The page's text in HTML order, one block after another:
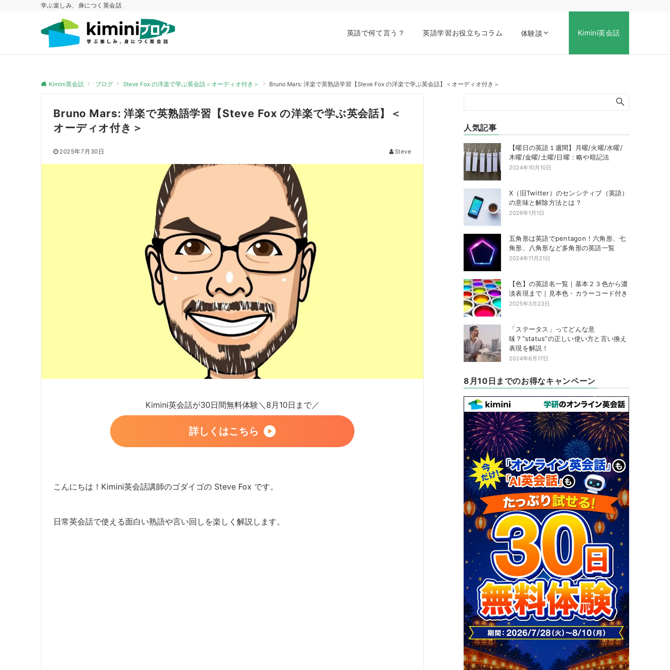
学ぶ楽しみ、身につく英会話
英語で何て言う？ 英語学習お役立ちコラム 体験談 Kimini英会話
Kimini英会話 ブログ Steve Fox の洋楽で学ぶ英会話＜オーディオ付き＞ Bruno Mars: 洋楽で英熟語学習【Steve Fox の洋楽で学ぶ英会話】＜オーディオ付き＞
Bruno Mars: 洋楽で英熟語学習【Steve Fox の洋楽で学ぶ英会話】＜
オーディオ付き＞
2025年7月30日 Steve
Kimini英会話が30日間無料体験＼8月10日まで／
詳しくはこちら
こんにちは！Kimini英会話講師のゴダイゴの Steve Fox です。
日常英会話で使える面白い熟語や言い回しを楽しく解説します。
人気記事
【曜日の英語１週間】月曜/火曜/水曜/
木曜/金曜/土曜/日曜：略や暗記法
2024年10月10日
X（旧Twitter）のセンシティブ（英語）
の意味と解除方法とは？
2026年1月1日
五角形は英語でpentagon！六角形、七
角形、八角形など多角形の英語一覧
2024年11月21日
【色】の英語名一覧｜基本２３色から濃
淡表現まで｜見本色・カラーコード付き
2025年3月23日
「ステータス」ってどんな意
味？”status”の正しい使い方と言い換え
表現を解説！
2024年6月17日
8月10日までのお得なキャンペーン